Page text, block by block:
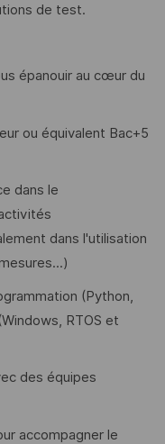
de test.
épanouir au cœur du
ou équivalent Bac+5
dans le
dans l'utilisation
(Python,
RTOS et
des équipes
accompagner le